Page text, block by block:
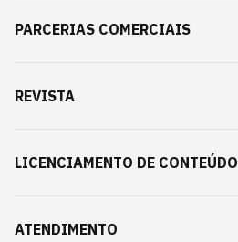
PARCERIAS COMERCIAIS
REVISTA
LICENCIAMENTO DE CONTEÚDO
ATENDIMENTO